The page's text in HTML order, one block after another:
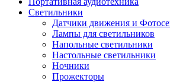
Светильники
Датчики движения и
Лампы для светильников
Напольные светильники
Настольные светильники
Ночники
Прожекторы